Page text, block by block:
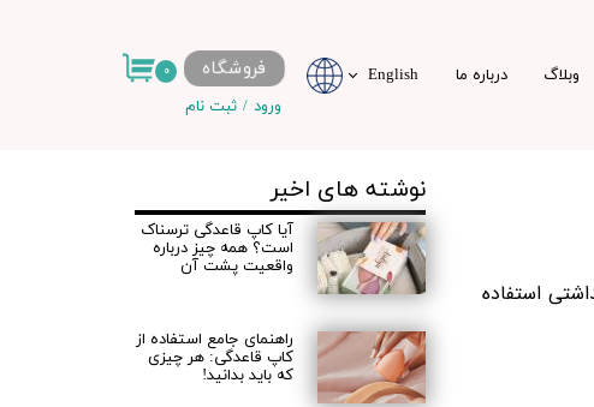
وبلاگ درباره ما English ۰ فروشگاه
ورود / ثبت نام
سفارشات
خروج از حساب
استفاده
نوشته های اخیر
آیا کاپ قاعدگی ترسناک
است؟ همه چیز درباره
واقعیت پشت آن‌
راهنمای جامع استفاده از
کاپ قاعدگی: هر چیزی
که باید بدانید!